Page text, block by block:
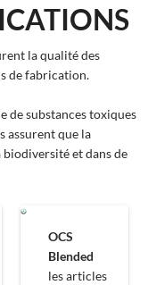
la qualité des
de fabrication.
de substances toxiques
assurent que la
et dans de
OCS
Blended
les articles